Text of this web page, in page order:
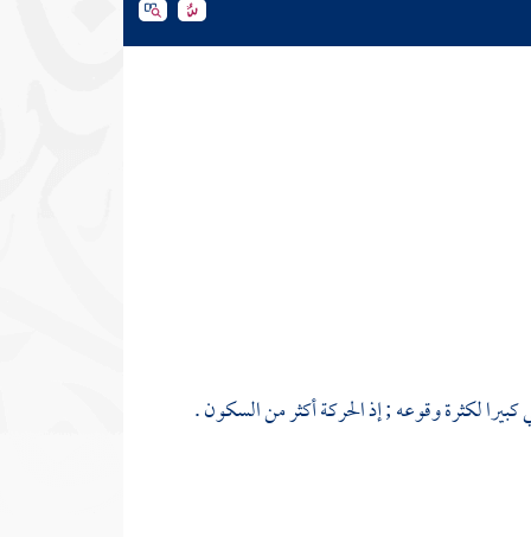
لكثرة وقوعه ; إذ الحركة أكثر من السكون .